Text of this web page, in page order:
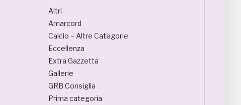
Altri
Amarcord
Calcio – Altre Categorie
Eccellenza
Extra Gazzetta
Gallerie
GRB Consiglia
Prima categoria